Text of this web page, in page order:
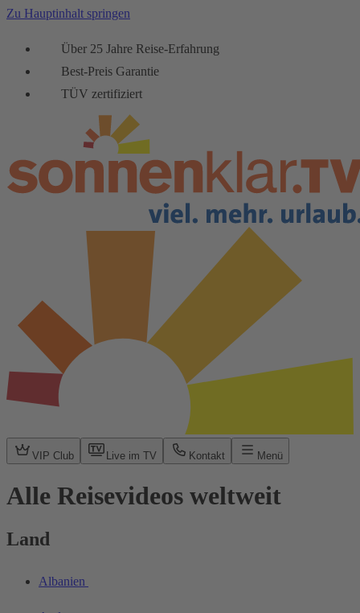
Zu Hauptinhalt springen
Über 25 Jahre Reise-Erfahrung
Best-Preis Garantie
TÜV zertifiziert
VIP Club Live im TV Kontakt Menü
Alle Reisevideos weltweit
Land
Albanien